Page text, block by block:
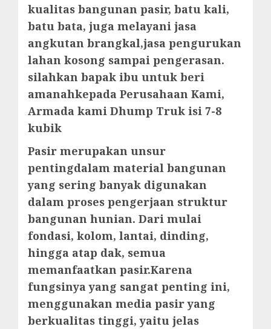
kualitas bangunan pasir, batu kali,
batu bata, juga melayani jasa
angkutan brangkal,jasa pengurukan
lahan kosong sampai pengerasan.
silahkan bapak ibu untuk beri
amanahkepada Perusahaan Kami,
Armada kami Dhump Truk isi 7-8
kubik
Pasir merupakan unsur
pentingdalam material bangunan
yang sering banyak digunakan
dalam proses pengerjaan struktur
bangunan hunian. Dari mulai
fondasi, kolom, lantai, dinding,
hingga atap dak, semua
memanfaatkan pasir.Karena
fungsinya yang sangat penting ini,
menggunakan media pasir yang
berkualitas tinggi, yaitu jelas